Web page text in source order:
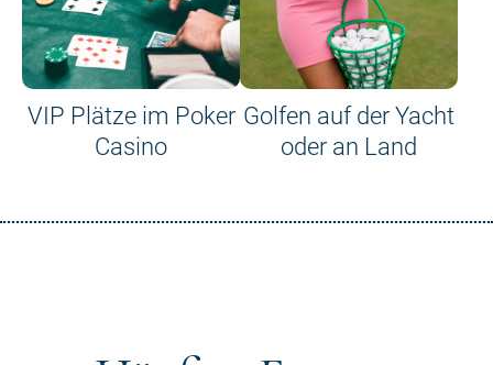
VIP Plätze im Poker
Casino
Golfen auf der Yacht
oder an Land